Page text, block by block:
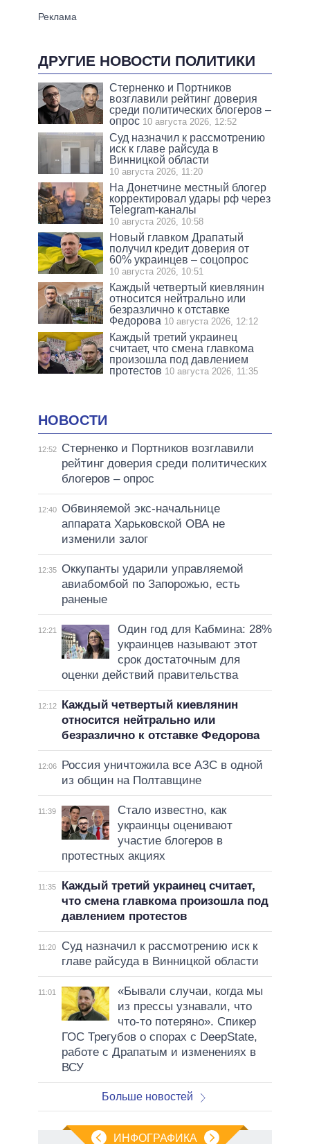
ДРУГИЕ НОВОСТИ ПОЛИТИКИ
Стерненко и Портников
возглавили рейтинг доверия
среди политических блогеров –
опрос 10 августа 2026, 12:52
Суд назначил к рассмотрению
иск к главе райсуда в
Винницкой области
10 августа 2026, 11:20
На Донетчине местный блогер
корректировал удары рф через
Telegram-каналы
10 августа 2026, 10:58
Новый главком Драпатый
получил кредит доверия от
60% украинцев – соцопрос
10 августа 2026, 10:51
Каждый четвертый киевлянин
относится нейтрально или
безразлично к отставке
Федорова 10 августа 2026, 12:12
Каждый третий украинец
считает, что смена главкома
произошла под давлением
протестов 10 августа 2026, 11:35
НОВОСТИ
12:52
Стерненко и Портников возглавили
рейтинг доверия среди политических
блогеров – опрос
12:40 Обвиняемой экс-начальнице
аппарата Харьковской ОВА не
изменили залог
12:35 Оккупанты ударили управляемой
авиабомбой по Запорожью, есть
раненые
12:21
Один год для Кабмина: 28%
украинцев называют этот
срок достаточным для
оценки действий правительства
12:12
Каждый четвертый киевлянин
относится нейтрально или
безразлично к отставке Федорова
12:06
Россия уничтожила все АЗС в одной
из общин на Полтавщине
11:39
Стало известно, как
украинцы оценивают
участие блогеров в
протестных акциях
11:35
Каждый третий украинец считает,
что смена главкома произошла под
давлением протестов
11:20
Суд назначил к рассмотрению иск к
главе райсуда в Винницкой области
11:01
«Бывали случаи, когда мы
из прессы узнавали, что
что-то потеряно». Спикер
ГОС Трегубов о спорах с DeepState,
работе с Драпатым и изменениях в
ВСУ
Больше новостей
ИНФОГРАФИКА